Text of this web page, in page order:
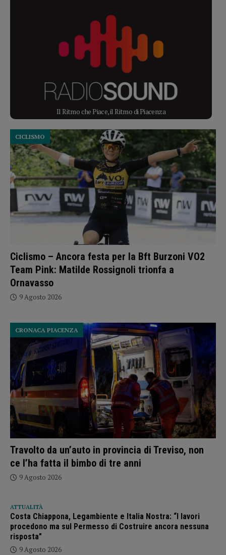
Il Ritmo che Piace, il Ritmo di Piacenza
Ciclismo – Ancora festa per la Bft Burzoni VO2
Team Pink: Matilde Rossignoli trionfa a
Ornavasso
CICLISMO
9 Agosto 2026
Travolto da un’auto in provincia di Treviso, non
ce l’ha fatta il bimbo di tre anni
CRONACA PIACENZA
9 Agosto 2026
ATTUALITÀ
Costa Chiappona, Legambiente e Italia Nostra: “I lavori
procedono ma sul Permesso di Costruire ancora nessuna
risposta”
9 Agosto 2026